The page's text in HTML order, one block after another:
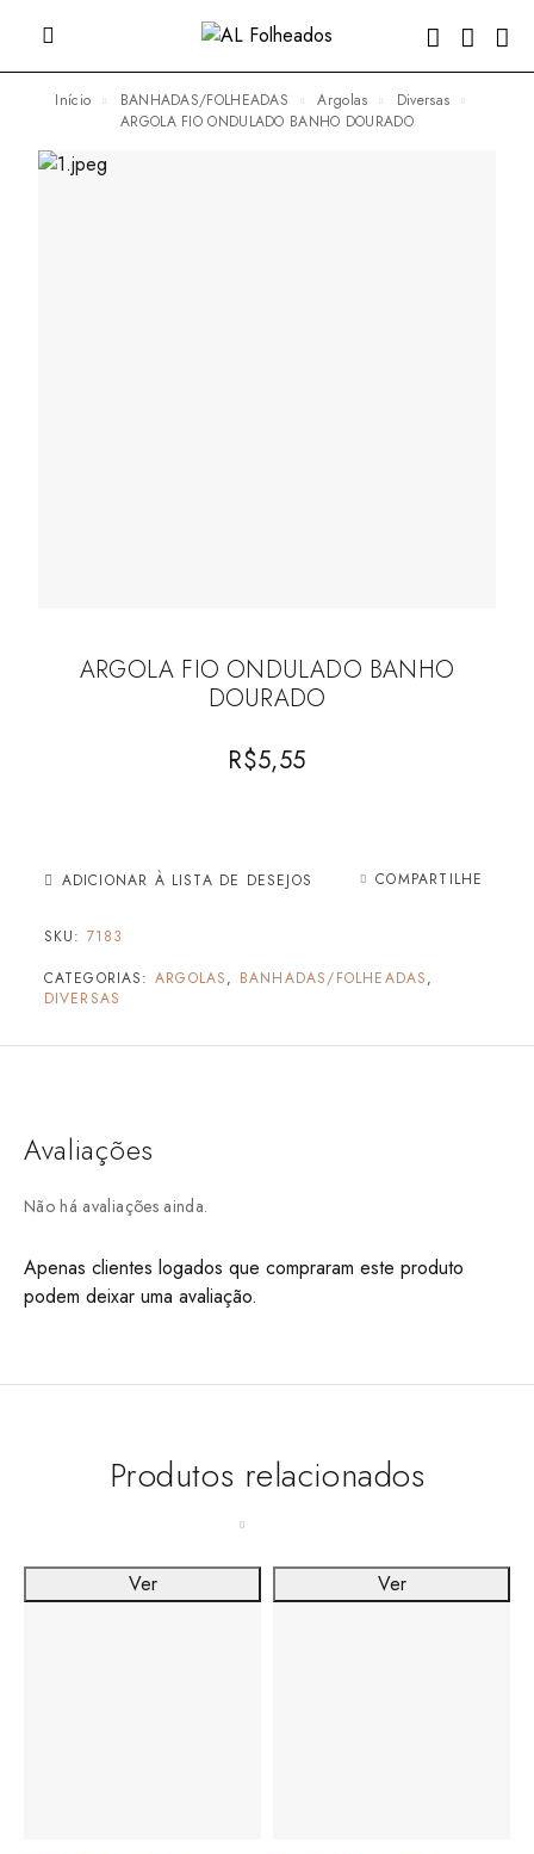
Início BANHADAS/FOLHEADAS Argolas
Diversas
ARGOLA FIO ONDULADO BANHO DOURADO
ARGOLA FIO ONDULADO BANHO
DOURADO
R$5,55
ADICIONAR À LISTA DE DESEJOS COMPARTILHE
SKU: 7183
CATEGORIAS: ARGOLAS, BANHADAS/FOLHEADAS,
DIVERSAS
Avaliações
Não há avaliações ainda.
Apenas clientes logados que compraram este produto
podem deixar uma avaliação.
Produtos relacionados
Ver Ver